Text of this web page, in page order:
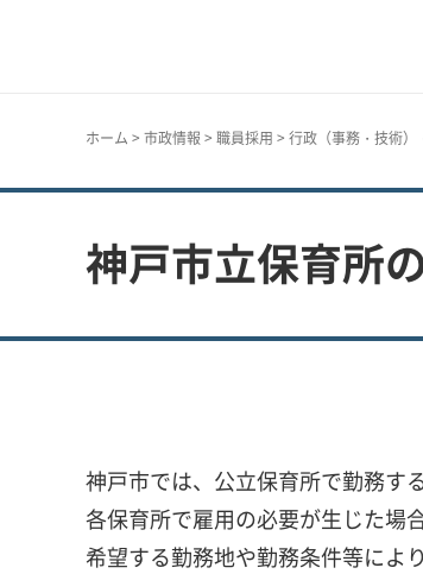
ホーム > 市政情報 > 職員採用 > 行政（事務・技術
神戸市立保育所
神戸市では、公立保育所で勤務す
各保育所で雇用の必要が生じた場
希望する勤務地や勤務条件等によ